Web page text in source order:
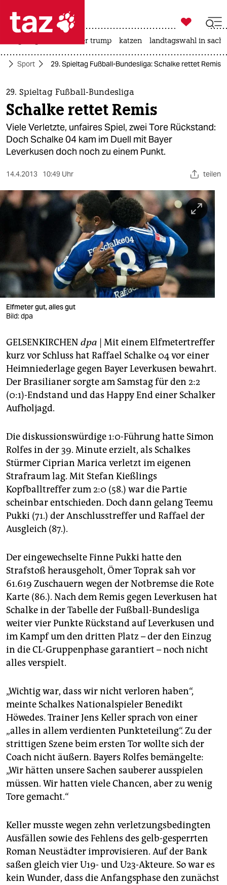
 taz zahl ich
taz zahl ich
themen
politik
öko
sport
berlin
wahrheit
verlag
verlag
veranstaltungen
shop
fragen & hilfe
unterstützen
genossenschaft
epaper login

taz zahl ich
usa unter trump katzen landtagswahl in
Sport 29. Spieltag Fußball-Bundesliga: Schalke rettet Remis
29. Spieltag Fußball-Bundesliga
Schalke rettet Remis
Viele Verletzte, unfaires Spiel, zwei Tore Rückstand:
Doch Schalke 04 kam im Duell mit Bayer
Leverkusen doch noch zu einem Punkt.
14.4.2013 10:49 Uhr teilen
Elfmeter gut, alles gut
Bild: dpa
GELSENKIRCHEN dpa | Mit einem Elfmetertreffer
kurz vor Schluss hat Raffael Schalke 04 vor einer
Heimniederlage gegen Bayer Leverkusen bewahrt.
Der Brasilianer sorgte am Samstag für den 2:2
(0:1)-Endstand und das Happy End einer Schalker
Aufholjagd.
Die diskussionswürdige 1:0-Führung hatte Simon
Rolfes in der 39. Minute erzielt, als Schalkes
Stürmer Ciprian Marica verletzt im eigenen
Strafraum lag. Mit Stefan Kießlings
Kopfballtreffer zum 2:0 (58.) war die Partie
scheinbar entschieden. Doch dann gelang Teemu
Pukki (71.) der Anschlusstreffer und Raffael der
Ausgleich (87.).
Der eingewechselte Finne Pukki hatte den
Strafstoß herausgeholt, Ömer Toprak sah vor
61.619 Zuschauern wegen der Notbremse die Rote
Karte (86.). Nach dem Remis gegen Leverkusen hat
Schalke in der Tabelle der Fußball-Bundesliga
weiter vier Punkte Rückstand auf Leverkusen und
im Kampf um den dritten Platz – der den Einzug
in die CL-Gruppenphase garantiert – noch nicht
alles verspielt.
„Wichtig war, dass wir nicht verloren haben“,
meinte Schalkes Nationalspieler Benedikt
Höwedes. Trainer Jens Keller sprach von einer
„alles in allem verdienten Punkteteilung“. Zu der
strittigen Szene beim ersten Tor wollte sich der
Coach nicht äußern. Bayers Rolfes bemängelte:
„Wir hätten unsere Sachen sauberer ausspielen
müssen. Wir hatten viele Chancen, aber zu wenig
Tore gemacht.“
Keller musste wegen zehn verletzungsbedingten
Ausfällen sowie des Fehlens des gelb-gesperrten
Roman Neustädter improvisieren. Auf der Bank
saßen gleich vier U19- und U23-Akteure. So war es
kein Wunder, dass die Anfangsphase den zunächst